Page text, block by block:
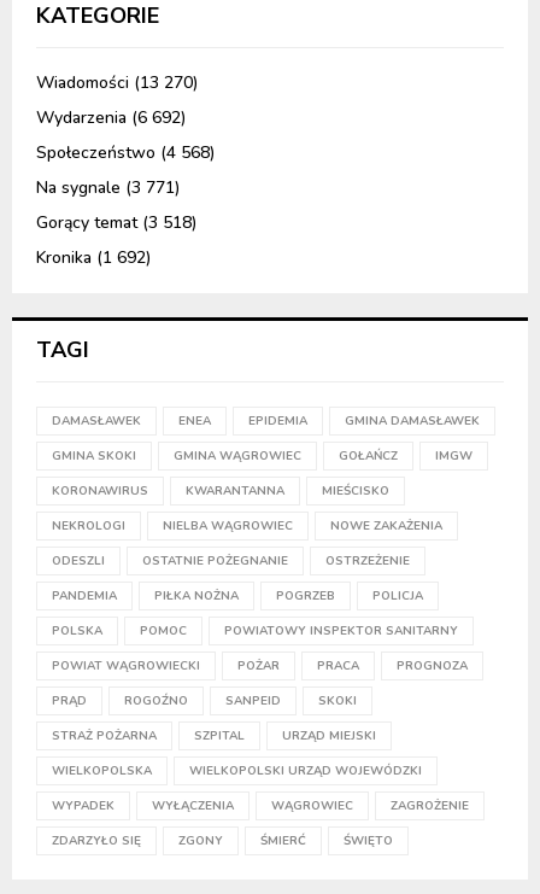
KATEGORIE
Wiadomości (13 270)
Wydarzenia (6 692)
Społeczeństwo (4 568)
Na sygnale (3 771)
Gorący temat(3 518)
Kronika (1 692)
TAGI
DAMASŁAWEK ENEA EPIDEMIA GMINA DAMASŁAWEK
GMINA SKOKI GMINA WĄGROWIEC GOŁAŃCZ IMGW
KORONAWIRUS KWARANTANNA MIEŚCISKO
NEKROLOGI NIELBA WĄGROWIEC NOWE ZAKAŻENIA
ODESZLI OSTATNIE POŻEGNANIE OSTRZEŻENIE
PANDEMIA PIŁKA NOŻNA POGRZEB POLICJA
POLSKA POMOC POWIATOWY INSPEKTOR SANITARNY
POWIAT WĄGROWIECKI POŻAR PRACA PROGNOZA
PRĄD ROGOŹNO SANPEID SKOKI
STRAŻ POŻARNA SZPITAL URZĄD MIEJSKI
WIELKOPOLSKA WIELKOPOLSKI URZĄD WOJEWÓDZKI
WYPADEK WYŁĄCZENIA WĄGROWIEC ZAGROŻENIE
ZDARZYŁO SIĘ ZGONY ŚMIERĆ ŚWIĘTO